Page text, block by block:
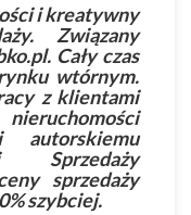
i kreatywny
Związany
Cały czas
wtórnym.
z klientami
autorskiemu
Sprzedaży
sprzedaży
szybciej.